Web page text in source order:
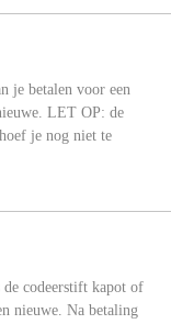
je betalen voor een
LET OP: de
je nog niet te
de codeerstift kapot of
nieuwe. Na betaling